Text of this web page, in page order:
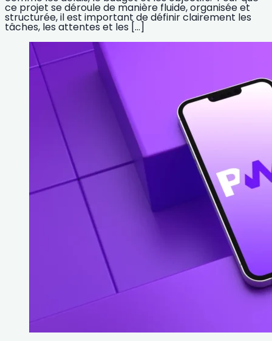
ce projet se déroule de manière fluide, organisée et
structurée, il est important de définir clairement les
tâches, les attentes et les […]